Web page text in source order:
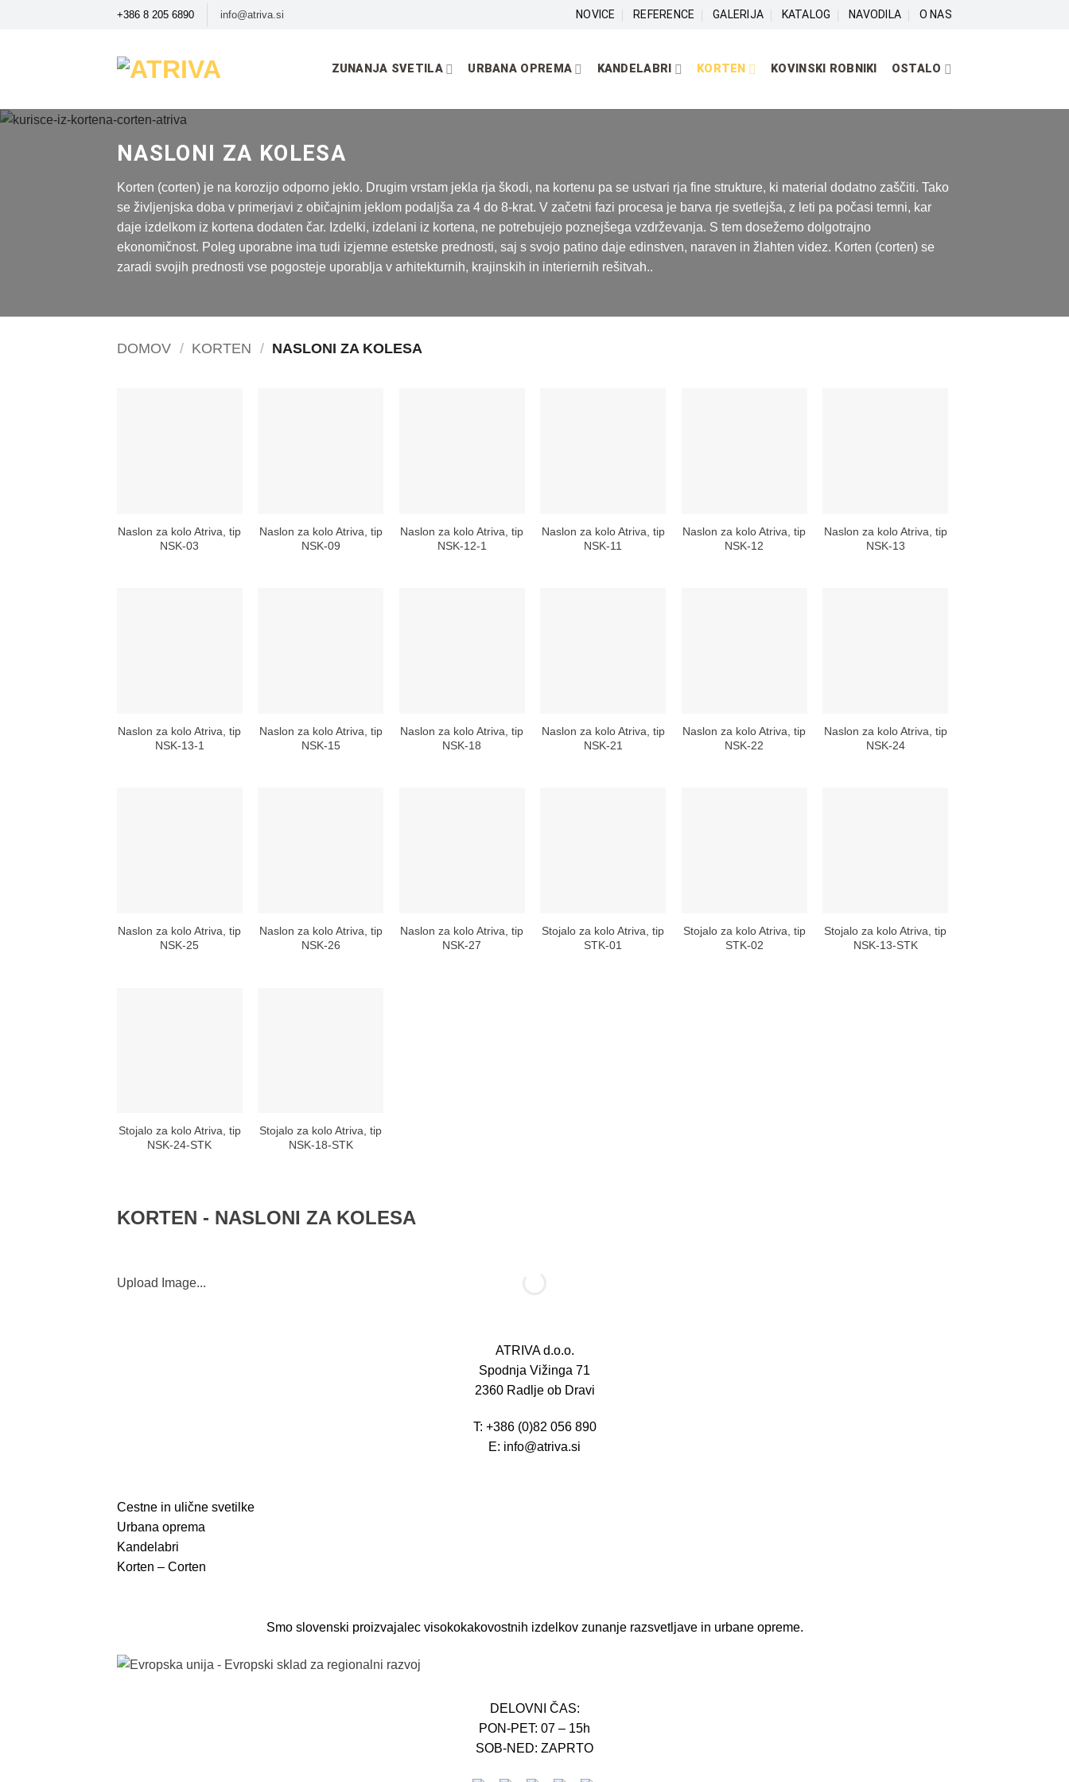
+386 8 205 6890 info@atriva.si NOVICE REFERENCE GALERIJA KATALOG NAVODILA O NAS
ZUNANJA SVETILA URBANA OPREMA KANDELABRI KORTEN KOVINSKI ROBNIKI OSTALO
NASLONI ZA KOLESA
Korten (corten) je na korozijo odporno jeklo. Drugim vrstam jekla rja škodi, na kortenu pa se ustvari rja fine strukture, ki material dodatno zaščiti. Tako
se življenjska doba v primerjavi z običajnim jeklom podaljša za 4 do 8-krat. V začetni fazi procesa je barva rje svetlejša, z leti pa počasi temni, kar
daje izdelkom iz kortena dodaten čar. Izdelki, izdelani iz kortena, ne potrebujejo poznejšega vzdrževanja. S tem dosežemo dolgotrajno
ekonomičnost. Poleg uporabne ima tudi izjemne estetske prednosti, saj s svojo patino daje edinstven, naraven in žlahten videz. Korten (corten) se
zaradi svojih prednosti vse pogosteje uporablja v arhitekturnih, krajinskih in interiernih rešitvah..
DOMOV / KORTEN / NASLONI ZA KOLESA
Naslon za kolo Atriva, tip
NSK-03
Naslon za kolo Atriva, tip
NSK-09
Naslon za kolo Atriva, tip
NSK-12-1
Naslon za kolo Atriva, tip
NSK-11
Naslon za kolo Atriva, tip
NSK-12
Naslon za kolo Atriva, tip
NSK-13
Naslon za kolo Atriva, tip
NSK-13-1
Naslon za kolo Atriva, tip
NSK-15
Naslon za kolo Atriva, tip
NSK-18
Naslon za kolo Atriva, tip
NSK-21
Naslon za kolo Atriva, tip
NSK-22
Naslon za kolo Atriva, tip
NSK-24
Naslon za kolo Atriva, tip
NSK-25
Naslon za kolo Atriva, tip
NSK-26
Naslon za kolo Atriva, tip
NSK-27
Stojalo za kolo Atriva, tip
STK-01
Stojalo za kolo Atriva, tip
STK-02
Stojalo za kolo Atriva, tip
NSK-13-STK
Stojalo za kolo Atriva, tip
NSK-24-STK
Stojalo za kolo Atriva, tip
NSK-18-STK
KORTEN - NASLONI ZA KOLESA
Upload Image...
ATRIVA d.o.o.
Spodnja Vižinga 71
2360 Radlje ob Dravi
T: +386 (0)82 056 890
E: info@atriva.si
Cestne in ulične svetilke
Urbana oprema
Kandelabri
Korten – Corten
Smo slovenski proizvajalec visokokakovostnih izdelkov zunanje razsvetljave in urbane opreme.
DELOVNI ČAS:
PON-PET: 07 – 15h
SOB-NED: ZAPRTO